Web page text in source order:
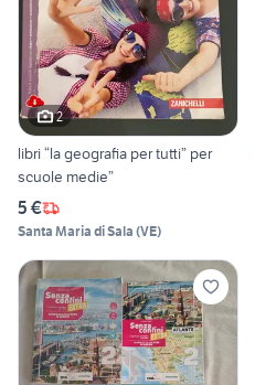
2
libri “la geografia per tutti” per
scuole medie”
5 €
Santa Maria di Sala (VE)